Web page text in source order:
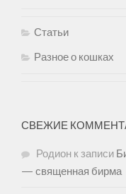
Статьи
Разное о кошках
СВЕЖИЕ
Родион к записи
— священная бирма